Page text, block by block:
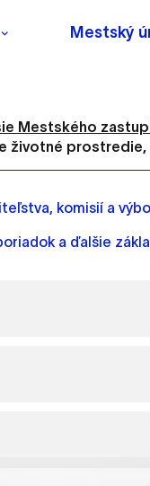
Mestský
Mestského
životné
komisií a
a ďalšie